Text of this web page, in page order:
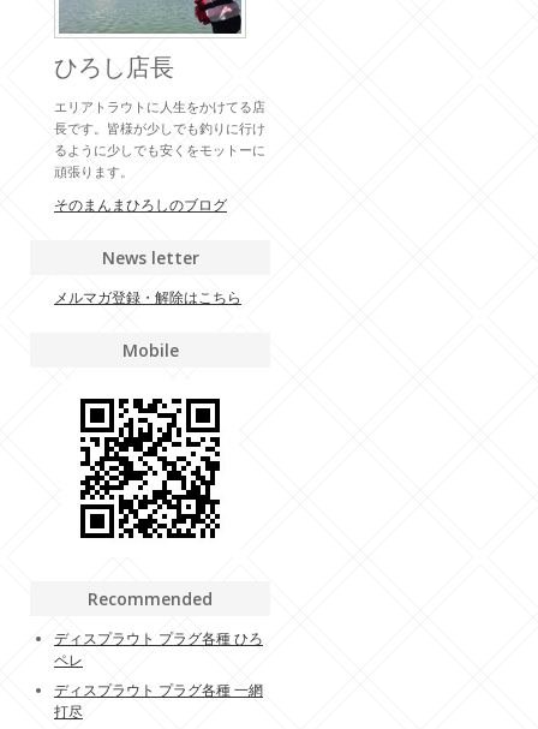
ひろし店長
エリアトラウトに人生をかけてる店
長です。皆様が少しでも釣りに行け
るように少しでも安くをモットーに
頑張ります。
そのまんまひろしのブログ
News letter
メルマガ登録・解除はこちら
Mobile
Recommended
ディスプラウト プラグ各種 ひろ
ペレ
ディスプラウト プラグ各種 一網
打尽